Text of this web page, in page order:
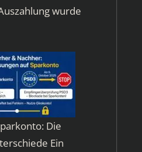
wurde
Die
Ein